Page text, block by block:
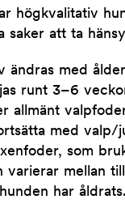
högkvalitativ
att ta
ändras med
runt 3–6
allmänt
med valp/
som
mellan
har